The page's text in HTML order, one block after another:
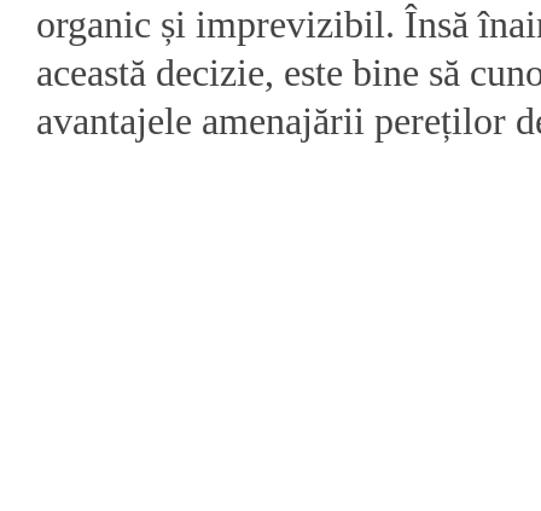
organic și imprevizibil. Însă
această decizie, este bine să
avantajele amenajării pereților